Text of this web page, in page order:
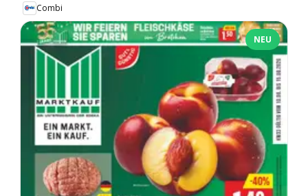
Combi
NEU